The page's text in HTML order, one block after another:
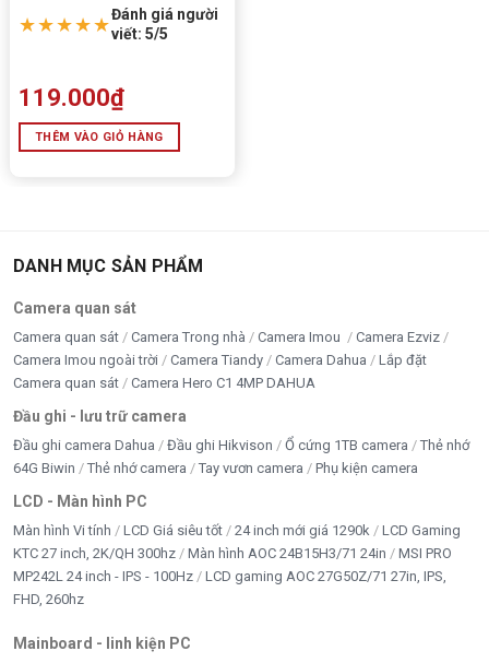
★★★★★Đánh giá người
viết: 5/5
119.000₫
THÊM VÀO GIỎ HÀNG
DANH MỤC SẢN PHẨM
Camera quan sát
Camera quan sát Camera Trong nhà Camera Imou
Camera Ezviz
Camera Imou ngoài trời
Camera Tiandy Camera Dahua
Lắp đặt
Camera quan sát
Camera Hero C1 4MP DAHUA
Đầu ghi - lưu trữ camera
Đầu ghi camera Dahua Đầu ghi Hikvison Ổ cứng 1TB camera
Thẻ nhớ
64G Biwin
Thẻ nhớ camera Tay vươn camera Phụ kiện camera
LCD - Màn hình PC
Màn hình Vi tính LCD Giá siêu tốt 24 inch mới giá 1290k
LCD Gaming
KTC 27 inch, 2K/QH 300hz
Màn hình AOC 24B15H3/71 24in
MSI PRO
MP242L 24 inch - IPS - 100Hz
LCD gaming AOC 27G50Z/71 27in, IPS,
FHD, 260hz
Mainboard - linh kiện PC